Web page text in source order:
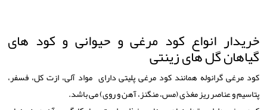
خریدار انواع کود مرغی و حیوانی و کود های
گیاهان گل های زینتی
کود مرغی گرانوله همانند کود مرغی پلیتی دارای مواد آلی، ازت کل، فسفر،
پتاسیم و عناصر ریز مغذی (مس، منگنز، آهن و روی) می باشد.